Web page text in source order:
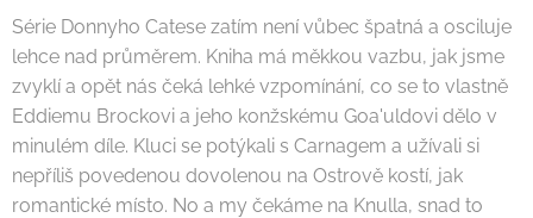
Série Donnyho Catese zatím není vůbec špatná a osciluje
lehce nad průměrem. Kniha má měkkou vazbu, jak jsme
zvyklí a opět nás čeká lehké vzpomínání, co se to vlastně
Eddiemu Brockovi a jeho konžskému Goa'uldovi dělo v
minulém díle. Kluci se potýkali s Carnagem a užívali si
nepříliš povedenou dovolenou na Ostrově kostí, jak
romantické místo. No a my čekáme na Knulla, snad to